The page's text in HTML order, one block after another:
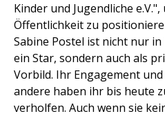
Kinder und Jugendliche
Öffentlichkeit zu
Sabine Postel ist nicht nur
ein Star, sondern auch als
Vorbild. Ihr Engagement
andere haben ihr bis heute
verholfen. Auch wenn sie